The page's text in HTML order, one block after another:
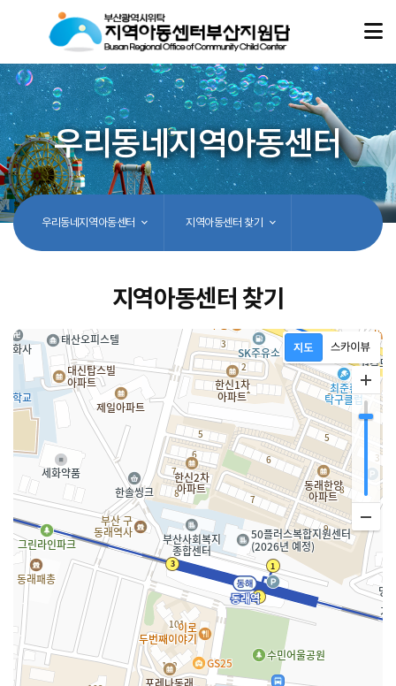
우리동네지역아동센터
우리동네지역아동센터 지역아동센터 찾기
지역아동센터 찾기